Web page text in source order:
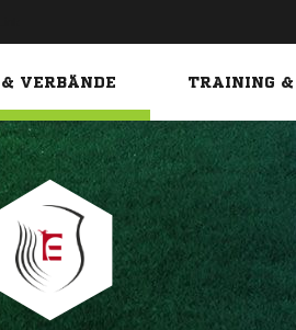
VERBÄNDE TRAINING &